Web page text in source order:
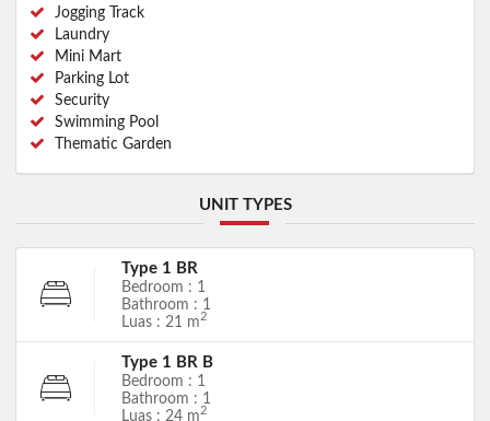
Jogging Track
Laundry
Mini Mart
Parking Lot
Security
Swimming Pool
Thematic Garden
UNIT TYPES
Type 1 BR
Bedroom : 1
Bathroom : 1
Luas : 21 m2
Type 1 BR B
Bedroom : 1
Bathroom : 1
Luas : 24 m2